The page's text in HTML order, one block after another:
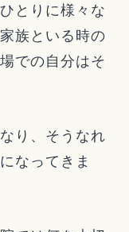
とりに様々な
族といる時の
での自分はそ
り、そうなれ
なってきま